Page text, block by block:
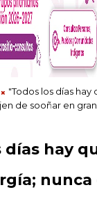
"Todos los días
de sooñar en
días hay
nunca